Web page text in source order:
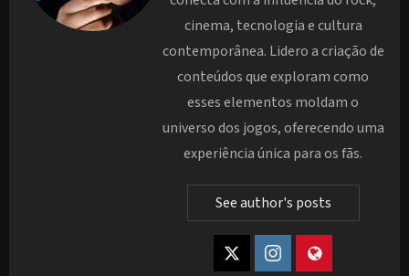
cinema, tecnologia e cultura
contemporânea. Lidero a criação de
conteúdos que exploram como
esses elementos moldam o
universo dos jogos, oferecendo uma
experiência única para os fãs.
See author's posts